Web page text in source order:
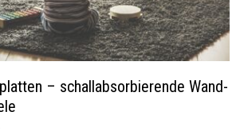
– schallabsorbierende Wand-